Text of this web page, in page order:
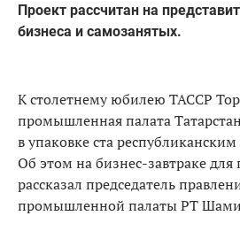
Проект рассчитан на
бизнеса и самозанятых.
К столетнему юбилею ТАССР
промышленная палата
в упаковке ста
Об этом на бизнес-завтраке
рассказал председатель
промышленной палаты РТ